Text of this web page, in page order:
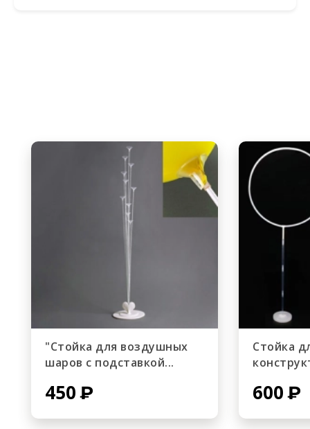
"Стойка для воздушных
шаров с подставкой...
450
Стойка
600